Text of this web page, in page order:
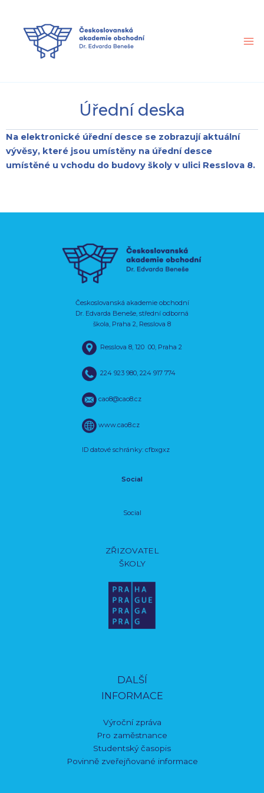
obsah
Úřední deska
Na elektronické úřední desce se zobrazují aktuální
vývěsy, které jsou umístěny na úřední desce
umístěné u vchodu do budovy školy v ulici Resslova 8.
Českoslovanská akademie obchodní
Dr. Edvarda Beneše, střední odborná
škola, Praha 2, Resslova 8
Resslova 8, 120 00, Praha 2
224 923 980, 224 917 774
cao8@cao8.cz
www.cao8.cz
ID datové schránky: cfbxgxz
Social
Social
ZŘIZOVATEL
ŠKOLY
DALŠÍ
INFORMACE
Výroční zpráva
Pro zaměstnance
Studentský časopis
Povinně zveřejňované informace